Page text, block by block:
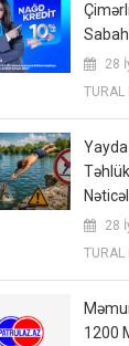
28
TURAL
28
TURAL
1200